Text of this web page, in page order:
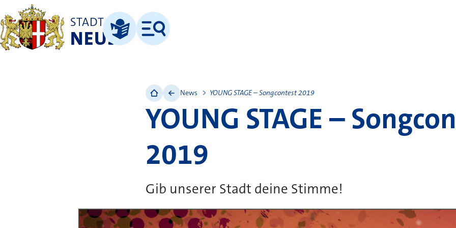
STADT
NEUSSLeichte Sprache
Menü
News YOUNG STAGE – Songcontest 2019
YOUNG STAGE –
2019
Gib unserer Stadt deine Stimme!